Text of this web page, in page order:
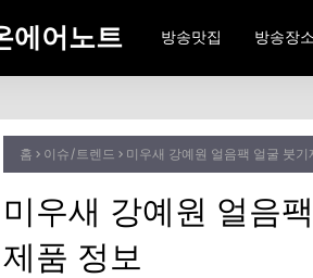
에어노트 방송맛집 방송장소
홈 이슈/트렌드 미우새 강예원 얼음팩 얼굴 붓
미우새 강예원 얼음
제품 정보